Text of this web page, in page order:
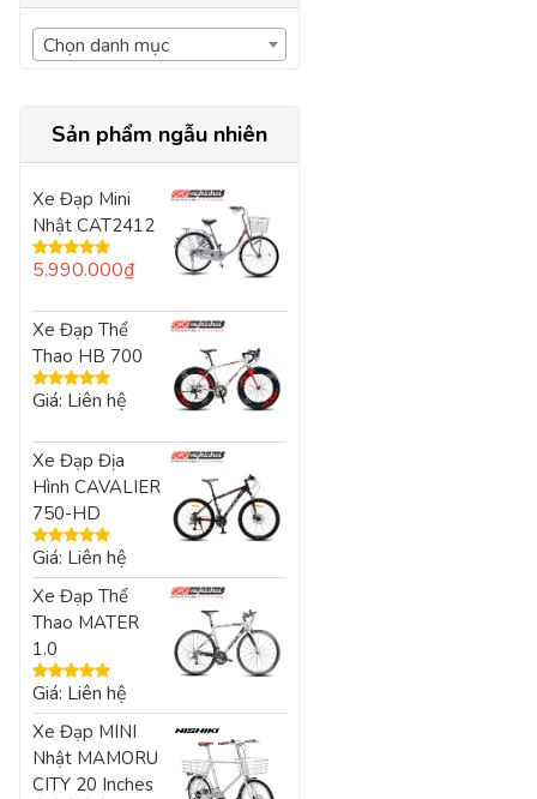
Chọn danh mục
Sản phẩm ngẫu nhiên
Xe Đạp Mini
Nhật CAT2412
Được xếp
5.990.000₫
Xe Đạp Thể
Thao HB 700
Được xếp
Giá: Liên hệ
Xe Đạp Địa
Hình CAVALIER
750-HD
Được xếp
hạng5.005
sao
Giá: Liên hệ
Xe Đạp Thể
Thao MATER
1.0
Được xếp
hạng5.005
sao
Giá: Liên hệ
Xe Đạp MINI
Nhật MAMORU
CITY 20 Inches